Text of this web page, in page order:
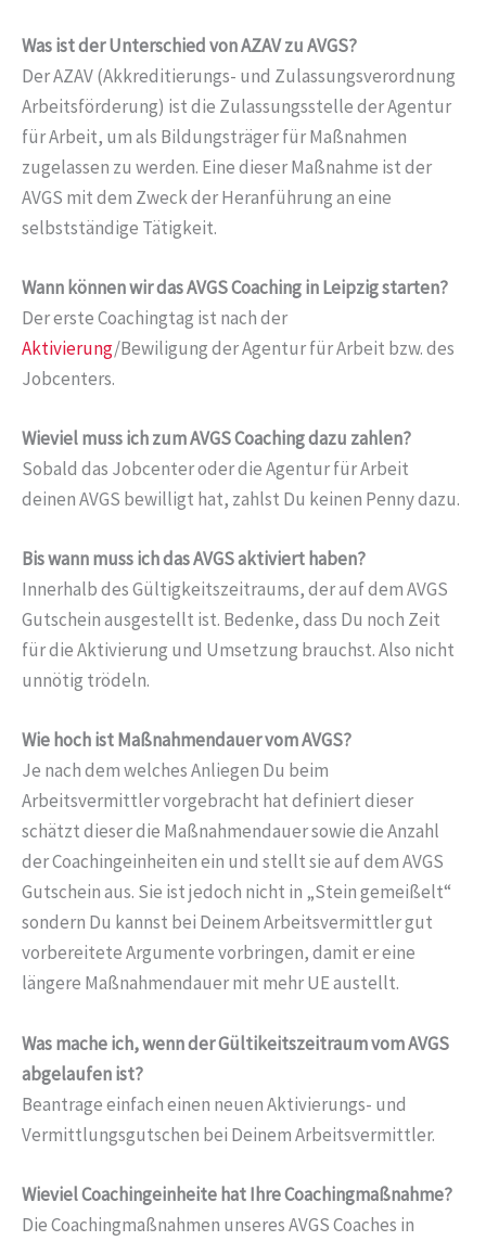
Was ist der Unterschied von AZAV zu AVGS?
Der AZAV (Akkreditierungs- und Zulassungsverordnung
Arbeitsförderung) ist die Zulassungsstelle der Agentur
für Arbeit, um als Bildungsträger für Maßnahmen
zugelassen zu werden. Eine dieser Maßnahme ist der
AVGS mit dem Zweck der Heranführung an eine
selbstständige Tätigkeit.
Wann können wir das AVGS Coaching in Leipzig starten?
Der erste Coachingtag ist nach der
Aktivierung/Bewiligung der Agentur für Arbeit bzw. des
Jobcenters.
Wieviel muss ich zum AVGS Coaching dazu zahlen?
Sobald das Jobcenter oder die Agentur für Arbeit
deinen AVGS bewilligt hat, zahlst Du keinen Penny dazu.
Bis wann muss ich das AVGS aktiviert haben?
Innerhalb des Gültigkeitszeitraums, der auf dem AVGS
Gutschein ausgestellt ist. Bedenke, dass Du noch Zeit
für die Aktivierung und Umsetzung brauchst. Also nicht
unnötig trödeln.
Wie hoch ist Maßnahmendauer vom AVGS?
Je nach dem welches Anliegen Du beim
Arbeitsvermittler vorgebracht hat definiert dieser
schätzt dieser die Maßnahmendauer sowie die Anzahl
der Coachingeinheiten ein und stellt sie auf dem AVGS
Gutschein aus. Sie ist jedoch nicht in „Stein gemeißelt“
sondern Du kannst bei Deinem Arbeitsvermittler gut
vorbereitete Argumente vorbringen, damit er eine
längere Maßnahmendauer mit mehr UE austellt.
Was mache ich, wenn der Gültikeitszeitraum vom AVGS
abgelaufen ist?
Beantrage einfach einen neuen Aktivierungs- und
Vermittlungsgutschen bei Deinem Arbeitsvermittler.
Wieviel Coachingeinheite hat Ihre Coachingmaßnahme?
Die Coachingmaßnahmen unseres AVGS Coaches in